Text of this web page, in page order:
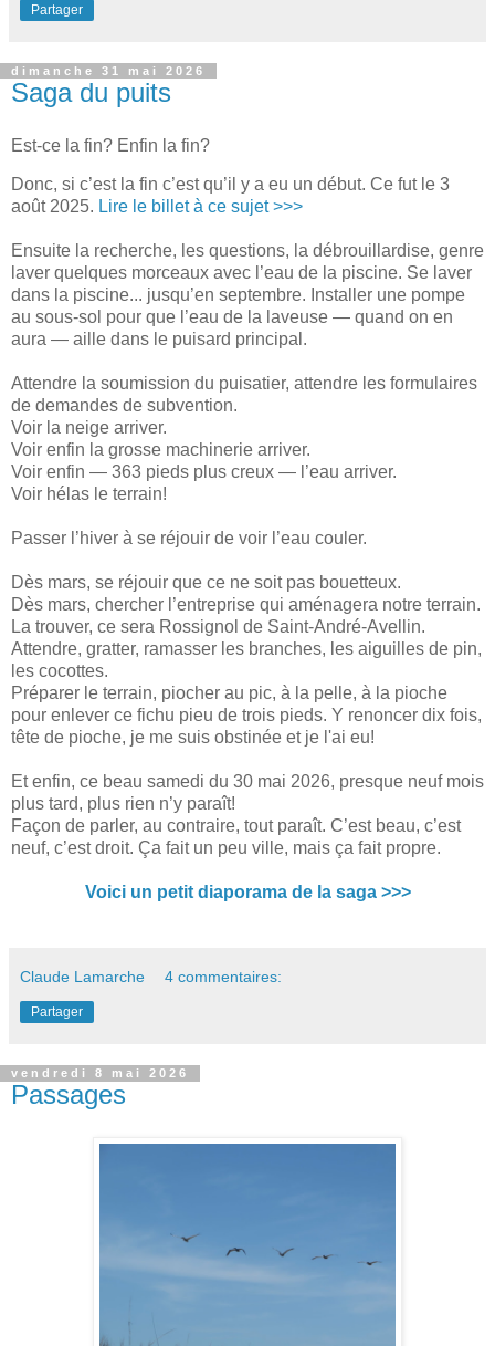
Partager
dimanche 31 mai 2026
Saga du puits
Est-ce la fin? Enfin la fin?
Donc, si c’est la fin c’est qu’il y a eu un début. Ce fut le 3
août 2025. Lire le billet à ce sujet >>>
Ensuite la recherche, les questions, la débrouillardise, genre
laver quelques morceaux avec l’eau de la piscine. Se laver
dans la piscine... jusqu’en septembre. Installer une pompe
au sous-sol pour que l’eau de la laveuse — quand on en
aura — aille dans le puisard principal.
Attendre la soumission du puisatier, attendre les formulaires
de demandes de subvention.
Voir la neige arriver.
Voir enfin la grosse machinerie arriver.
Voir enfin — 363 pieds plus creux — l’eau arriver.
Voir hélas le terrain!
Passer l’hiver à se réjouir de voir l’eau couler.
Dès mars, se réjouir que ce ne soit pas bouetteux.
Dès mars, chercher l’entreprise qui aménagera notre terrain.
La trouver, ce sera Rossignol de Saint-André-Avellin.
Attendre, gratter, ramasser les branches, les aiguilles de pin,
les cocottes.
Préparer le terrain, piocher au pic, à la pelle, à la pioche
pour enlever ce fichu pieu de trois pieds. Y renoncer dix fois,
tête de pioche, je me suis obstinée et je l'ai eu!
Et enfin, ce beau samedi du 30 mai 2026, presque neuf mois
plus tard, plus rien n’y paraît!
Façon de parler, au contraire, tout paraît. C’est beau, c’est
neuf, c’est droit. Ça fait un peu ville, mais ça fait propre.
Voici un petit diaporama de la saga >>>
Claude Lamarche 4 commentaires:
Partager
vendredi 8 mai 2026
Passages